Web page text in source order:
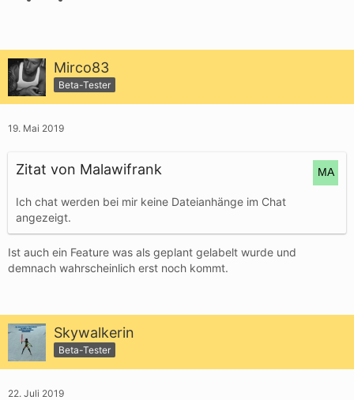
Mirco83
Beta-Tester
19. Mai 2019
Zitat von Malawifrank
Ich chat werden bei mir keine Dateianhänge im Chat
angezeigt.
Ist auch ein Feature was als geplant gelabelt wurde und
demnach wahrscheinlich erst noch kommt.
Skywalkerin
Beta-Tester
22. Juli 2019